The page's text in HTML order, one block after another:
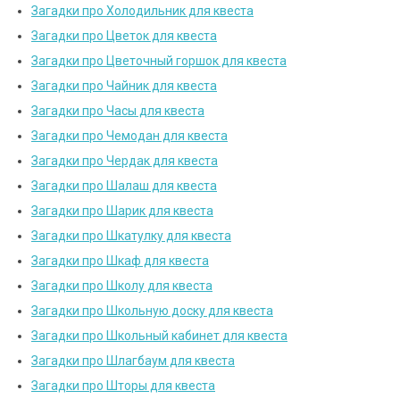
Загадки про Холодильник для квеста
Загадки про Цветок для квеста
Загадки про Цветочный горшок для квеста
Загадки про Чайник для квеста
Загадки про Часы для квеста
Загадки про Чемодан для квеста
Загадки про Чердак для квеста
Загадки про Шалаш для квеста
Загадки про Шарик для квеста
Загадки про Шкатулку для квеста
Загадки про Шкаф для квеста
Загадки про Школу для квеста
Загадки про Школьную доску для квеста
Загадки про Школьный кабинет для квеста
Загадки про Шлагбаум для квеста
Загадки про Шторы для квеста